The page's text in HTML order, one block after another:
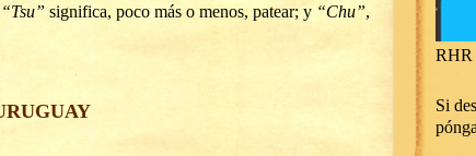
“Tsu” significa, poco más o menos, patear; y “Chu”,
RHR
Si